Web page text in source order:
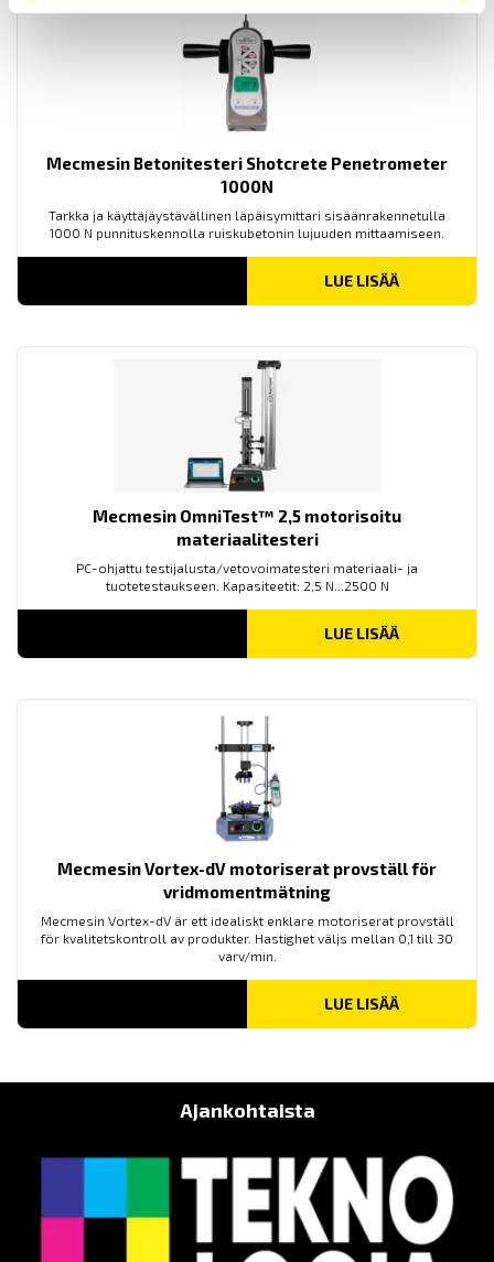
Mecmesin Betonitesteri Shotcrete Penetrometer
1000N
Tarkka ja käyttäjäystävällinen läpäisymittari sisäänrakennetulla
1000 N punnituskennolla ruiskubetonin lujuuden mittaamiseen.
LUE LISÄÄ
Mecmesin OmniTest™ 2,5 motorisoitu
materiaalitesteri
PC-ohjattu testijalusta/vetovoimatesteri materiaali- ja
tuotetestaukseen. Kapasiteetit: 2,5 N...2500 N
LUE LISÄÄ
Mecmesin Vortex-dV motoriserat provställ för
vridmomentmätning
Mecmesin Vortex-dV är ett idealiskt enklare motoriserat provställ
för kvalitetskontroll av produkter. Hastighet väljs mellan 0,1 till 30
varv/min.
LUE LISÄÄ
Ajankohtaista